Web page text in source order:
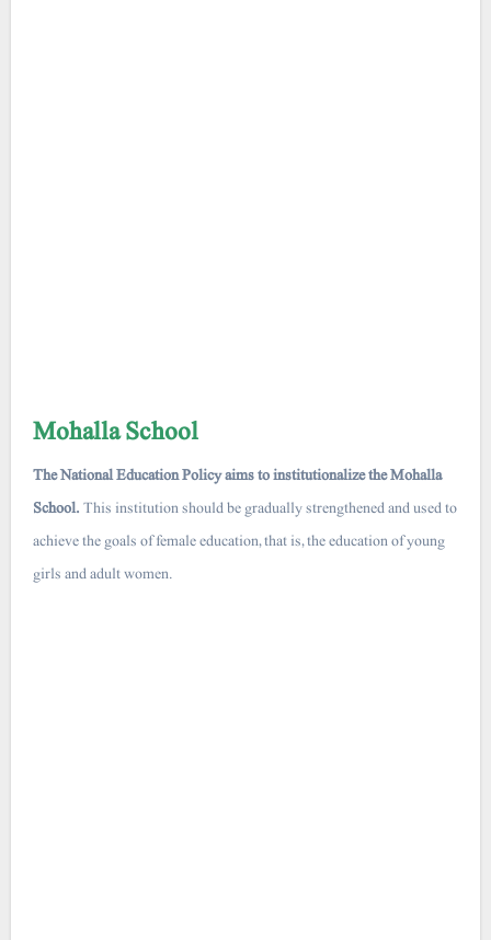
Mohalla School
The National Education Policy aims to institutionalize the Mohalla
School.This institution should be gradually strengthened and used to
achieve the goals of female education, that is, the education of young
girls and adult women.